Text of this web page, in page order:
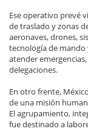
Ese operativo prevé
de traslado y zonas
aeronaves, drones,
tecnología de mando
atender
delegaciones.
En otro frente,
de una misión
El agrupamiento,
fue destinado a